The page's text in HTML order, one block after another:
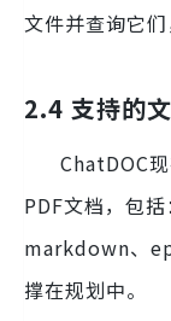
文件并查询它
2.4 支持的
ChatDOC现
PDF文档，包
markdown、
撑在规划中。